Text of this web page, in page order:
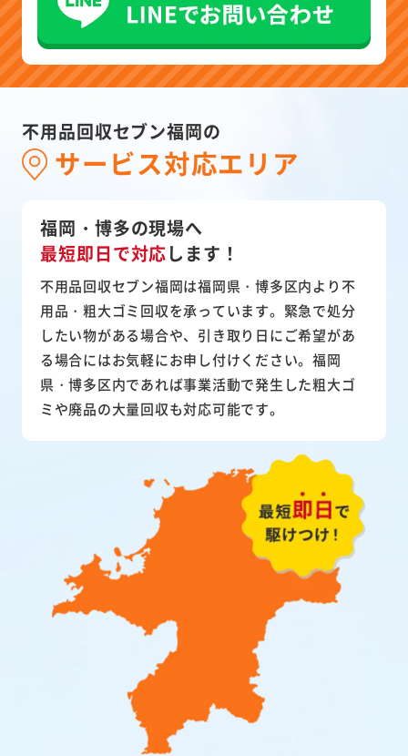
不用品回収セブン福岡の
サービス対応エリア
福岡・博多の現場へ
最短即日で対応します！
不用品回収セブン福岡は福岡県・博多区内より不
用品・粗大ゴミ回収を承っています。緊急で処分
したい物がある場合や、引き取り日にご希望があ
る場合にはお気軽にお申し付けください。福岡
県・博多区内であれば事業活動で発生した粗大ゴ
ミや廃品の大量回収も対応可能です。